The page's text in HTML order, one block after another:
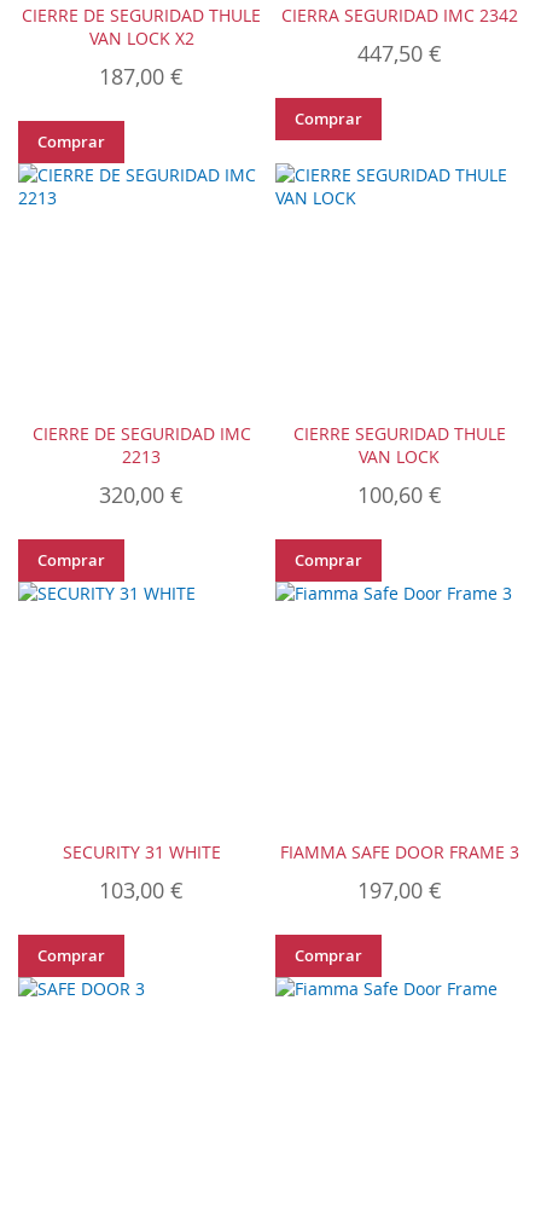
CIERRE DE SEGURIDAD THULE
VAN LOCK X2
187,00 €
Comprar
CIERRA SEGURIDAD IMC 2342
447,50 €
Comprar
CIERRE DE SEGURIDAD IMC
2213
320,00 €
Comprar
CIERRE SEGURIDAD THULE
VAN LOCK
100,60 €
Comprar
SECURITY 31 WHITE
103,00 €
Comprar
FIAMMA SAFE DOOR FRAME 3
197,00 €
Comprar